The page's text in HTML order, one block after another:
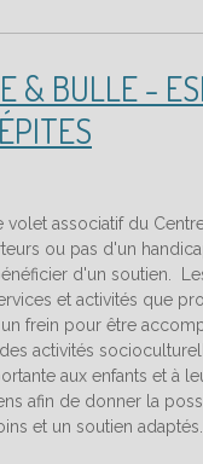
& BULLE -
volet associatif du
ou pas d'un
d'un soutien.
et activités que
frein pour être
activités
aux enfants et à
afin de donner la
et un soutien adaptés.